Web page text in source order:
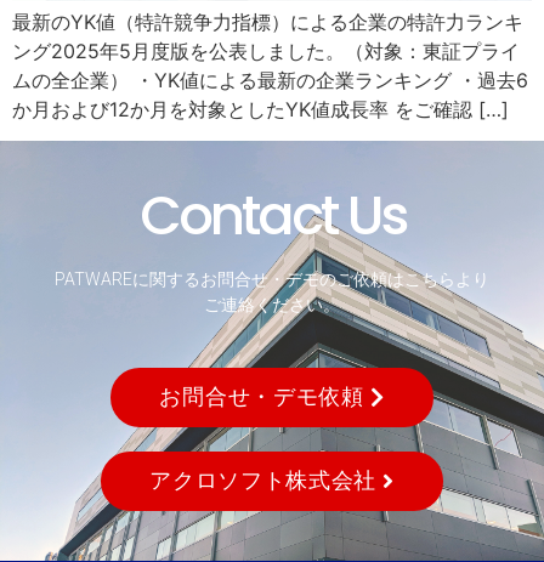
最新のYK値（特許競争力指標）による企業の特許力ランキ
ング2025年5月度版を公表しました。（対象：東証プライ
ムの全企業） ・YK値による最新の企業ランキング ・過去6
か月および12か月を対象としたYK値成長率 をご確認 […]
Contact Us
PATWAREに関するお問合せ・デモのご依頼はこちらより
ご連絡ください。
お問合せ・デモ依頼
アクロソフト株式会社